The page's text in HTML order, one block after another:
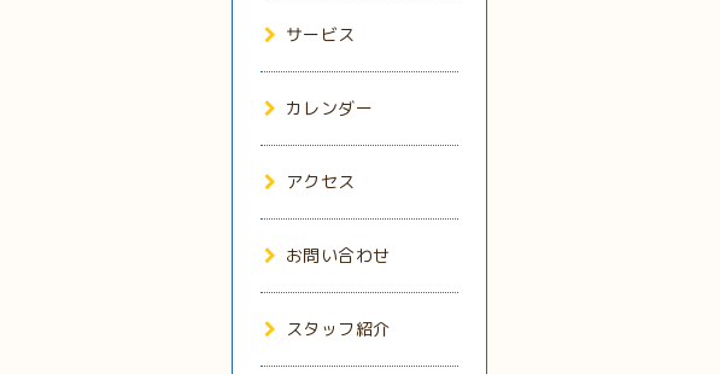
サービス
カレンダー
アクセス
お問い合わせ
スタッフ紹介